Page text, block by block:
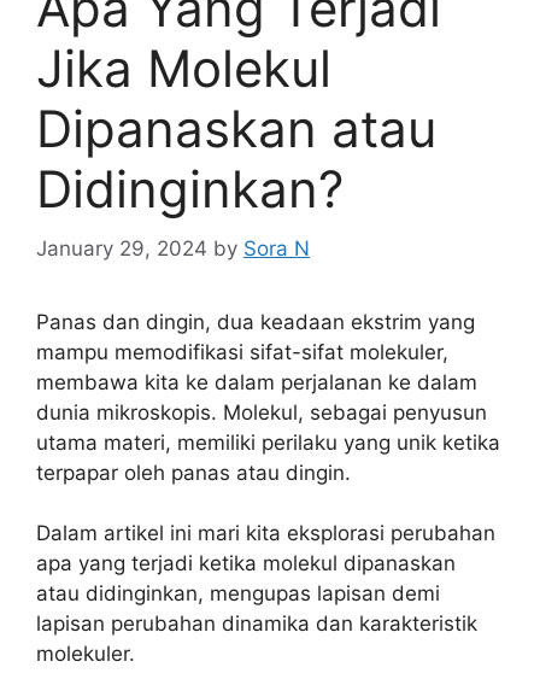
Jika Molekul
Dipanaskan atau
Didinginkan?
January 29, 2024 by Sora N
Panas dan dingin, dua keadaan ekstrim yang
mampu memodifikasi sifat-sifat molekuler,
membawa kita ke dalam perjalanan ke dalam
dunia mikroskopis. Molekul, sebagai penyusun
utama materi, memiliki perilaku yang unik ketika
terpapar oleh panas atau dingin.
Dalam artikel ini mari kita eksplorasi perubahan
apa yang terjadi ketika molekul dipanaskan
atau didinginkan, mengupas lapisan demi
lapisan perubahan dinamika dan karakteristik
molekuler.